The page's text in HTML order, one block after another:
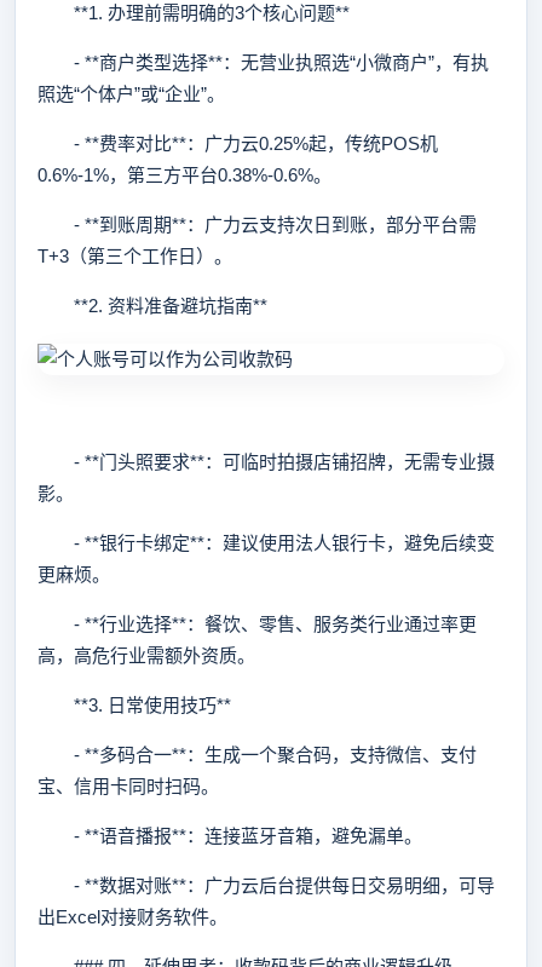
**1. 办理前需明确的3个核心问题**
- **商户类型选择**：无营业执照选“小微商户”，有执
照选“个体户”或“企业”。
- **费率对比**：广力云0.25%起，传统POS机
0.6%-1%，第三方平台0.38%-0.6%。
- **到账周期**：广力云支持次日到账，部分平台需
T+3（第三个工作日）。
**2. 资料准备避坑指南**
- **门头照要求**：可临时拍摄店铺招牌，无需专业摄
影。
- **银行卡绑定**：建议使用法人银行卡，避免后续变
更麻烦。
- **行业选择**：餐饮、零售、服务类行业通过率更
高，高危行业需额外资质。
**3. 日常使用技巧**
- **多码合一**：生成一个聚合码，支持微信、支付
宝、信用卡同时扫码。
- **语音播报**：连接蓝牙音箱，避免漏单。
- **数据对账**：广力云后台提供每日交易明细，可导
出Excel对接财务软件。